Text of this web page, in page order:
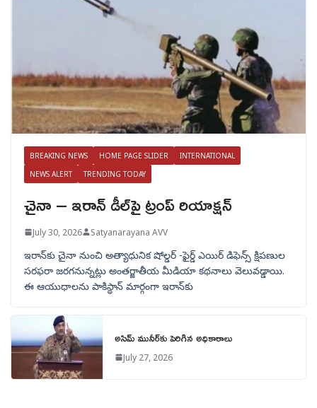
BREAKING NEWS HOME PAGE SLIDER
INTERNATIONAL
NEWS ALERT
TRENDING TODAY
చైనా – ఇరాన్ డీల్‌పై ట్రంప్ రియాక్షన్
July 30, 2026 Satyanarayana AVV
ఇరాన్‌కు చైనా నుంచి అత్యాధునిక షోల్డర్‌ -ఫైర్డ్ ఎయిర్ డిఫెన్స్ క్షిపణుల
సరఫరా జరగనున్నట్లు అంతర్జాతీయ మీడియా కథనాలు వెలువడ్డాయి.
ఈ ఆయుధాలను పాకిస్థాన్‌ మార్గంగా ఇరాన్‌కు
అసిమ్ మునీర్‌కు పెరిగిన అధికారాలు
July 27, 2026